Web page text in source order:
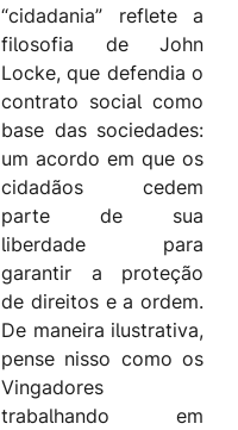
“cidadania” reflete a
filosofia de John
Locke, que defendia o
contrato social como
base das sociedades:
um acordo em que os
cidadãos cedem
parte de sua
liberdade para
garantir a proteção
de direitos e a ordem.
De maneira ilustrativa,
pense nisso como os
Vingadores
trabalhando em